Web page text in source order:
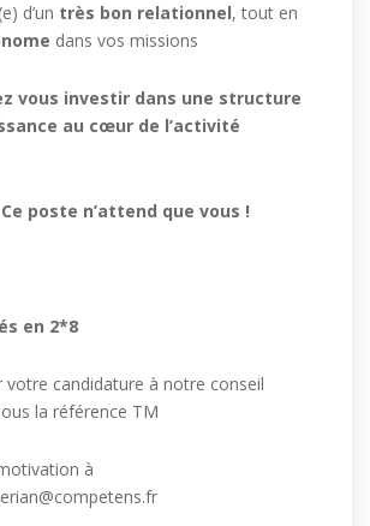
d’un très bon relationnel, tout en
dans vos missions
vous investir dans une structure
au cœur de l’activité
poste n’attend que vous !
en 2*8
votre candidature à notre conseil
la référence TM
à